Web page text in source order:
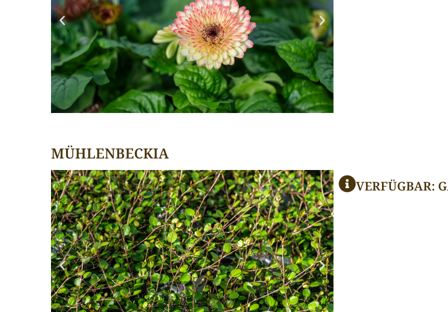
MÜHLENBECKIA
VERFÜGBAR: